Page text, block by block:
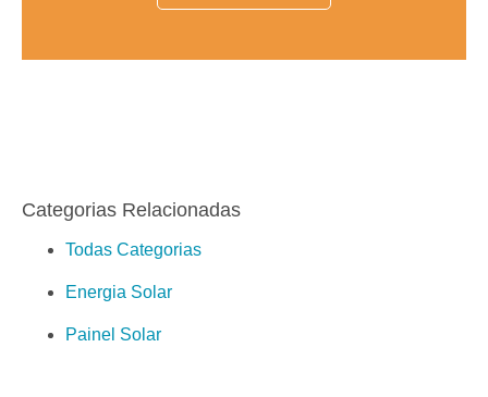
Categorias Relacionadas
Todas Categorias
Energia Solar
Painel Solar